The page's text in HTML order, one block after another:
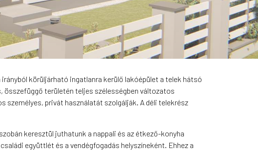
körüljárható ingatlanra kerülő lakóépület a telek hátsó
összefüggő területén teljes szélességben változatos
privát használatát szolgálják. A déli telekrész
keresztül juthatunk a nappali és az étkező-konyha
együttlét és a vendégfogadás helyszíneként. Ehhez a